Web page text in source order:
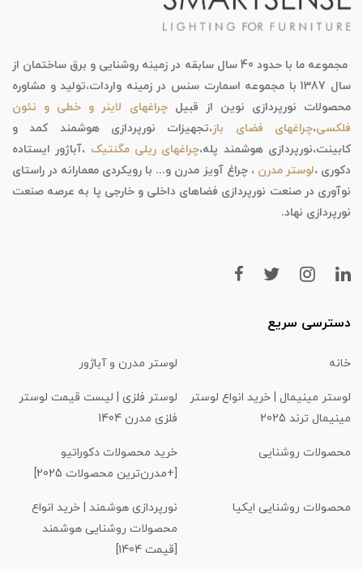
مجموعه ما با حدود 40 سال سابقه در زمینه روشنایی و برق ساختمان از
سال 1387 با مجموعه اسمارت سنس در زمینه واردات،تولید و مشاوره
محصولات نورپردازی نوین از قبیلچراغهای لاینر و خطی و نئون
فلکسی،چراغهای فضای باز،تجهیزات نورپردازی هوشمند کمد و
کابینت،نورپردازی هوشمند پله،چراغهای ریلی مگنتیک ،آباژور ایستاده
دکوری ،لوستر مدرن ، چراغ آویز مدرن و... با رویکردی معمارانه در راستای
نوآوری در صنعت نورپردازی فضاهای داخلی و خارجی پا به عرصه صنعت
نورپردازی نهاد.
دسترسی سریع
خانه لوستر مدرن و آباژور
لوستر مینیمال | خرید انواع لوستر
مینیمال ترند 2025
لوستر فلزی | لیست قیمت لوستر
فلزی مدرن 1404
محصولات روشنایی
خرید محصولات دکوراتیو
[+مدرن‌ترین محصولات 2025]
محصولات روشنایی ایکیا
نورپردازی هوشمند | خرید انواع
محصولات روشنایی هوشمند
[قیمت 1404]